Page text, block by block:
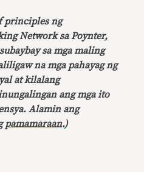
principles ng
Network sa Poynter,
sa mga maling
na mga pahayag ng
at kilalang
ang mga ito
Alamin ang
pamamaraan.)